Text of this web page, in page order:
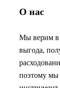
О нас
Мы верим в
выгода,
поэтому мы